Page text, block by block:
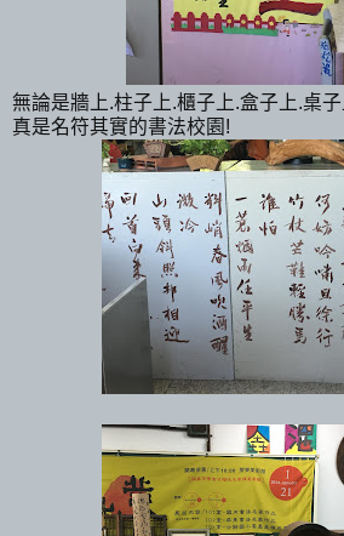
無論是牆上.柱子上.櫃子上.盒子上.桌
真是名符其實的書法校園!